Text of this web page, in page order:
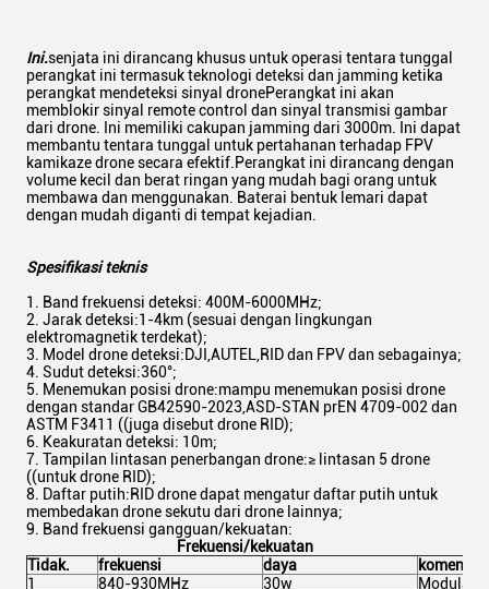
Ini.senjata ini dirancang khusus untuk operasi tentara tunggal
perangkat ini termasuk teknologi deteksi dan jamming ketika
perangkat mendeteksi sinyal dronePerangkat ini akan
memblokir sinyal remote control dan sinyal transmisi gambar
dari drone. Ini memiliki cakupan jamming dari 3000m. Ini dapat
membantu tentara tunggal untuk pertahanan terhadap FPV
kamikaze drone secara efektif.Perangkat ini dirancang dengan
volume kecil dan berat ringan yang mudah bagi orang untuk
membawa dan menggunakan. Baterai bentuk lemari dapat
dengan mudah diganti di tempat kejadian.
Spesifikasi teknis
Band frekuensi deteksi: 400M-6000MHz;
Jarak deteksi:1-4km (sesuai dengan lingkungan
elektromagnetik terdekat);
Model drone deteksi:DJI,AUTEL,RID dan FPV dan sebagainya;
Sudut deteksi:360°;
Menemukan posisi drone:mampu menemukan posisi drone
dengan standar GB42590-2023,ASD-STAN prEN 4709-002 dan
ASTM F3411 ((juga disebut drone RID);
Keakuratan deteksi: 10m;
Tampilan lintasan penerbangan drone:≥ lintasan 5 drone
((untuk drone RID);
Daftar putih:RID drone dapat mengatur daftar putih untuk
membedakan drone sekutu dari drone lainnya;
Band frekuensi gangguan/kekuatan:
Frekuensi/kekuatan
Tidak.
frekuensi daya
komentar
1
840-930MHz 30w
Modulasi